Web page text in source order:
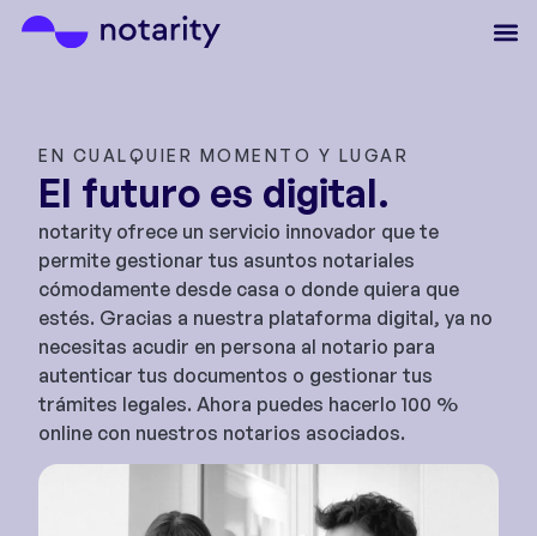
EN CUALQUIER MOMENTO Y LUGAR
El futuro es digital.
notarity ofrece un servicio innovador que te
permite gestionar tus asuntos notariales
cómodamente desde casa o donde quiera que
estés. Gracias a nuestra plataforma digital, ya no
necesitas acudir en persona al notario para
autenticar tus documentos o gestionar tus
trámites legales. Ahora puedes hacerlo 100 %
online con nuestros notarios asociados.